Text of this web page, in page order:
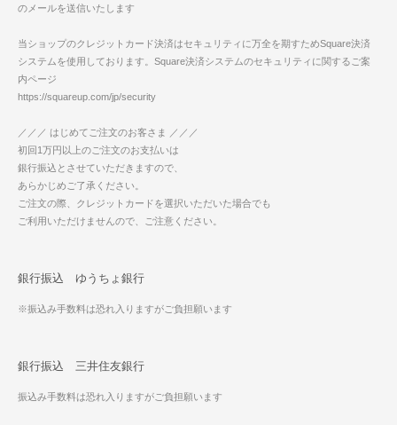
のメールを送信いたします
当ショップのクレジットカード決済はセキュリティに万全を期すためSquare決済
システムを使用しております。Square決済システムのセキュリティに関するご案
内ページ
https://squareup.com/jp/security
／／／ はじめてご注文のお客さま ／／／
初回1万円以上のご注文のお支払いは
銀行振込とさせていただきますので、
あらかじめご了承ください。
ご注文の際、クレジットカードを選択いただいた場合でも
ご利用いただけませんので、ご注意ください。
銀行振込 ゆうちょ銀行
※振込み手数料は恐れ入りますがご負担願います
銀行振込 三井住友銀行
振込み手数料は恐れ入りますがご負担願います